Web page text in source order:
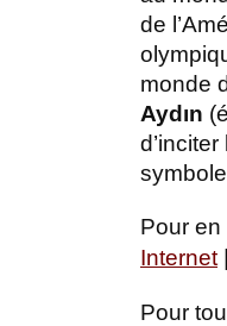
de
monde
Aydın
Pour
Internet
Pour